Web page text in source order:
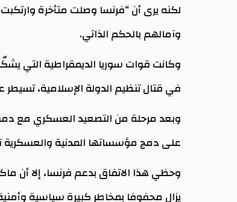
لكنه يرى أن “فرنسا وصلت متأخرة
وآمالهم بالحكم الذاتي.
وكانت قوات سوريا الديمقراطية التي
في قتال تنظيم الدولة الإسلامية،
وبعد مرحلة من التصعيد العسكري مع
على دمج مؤسساتها المدنية والعسكرية
وحظي هذا الاتفاق بدعم فرنسا، إلا أن
يزال محفوفا بمخاطر كبيرة سياسية